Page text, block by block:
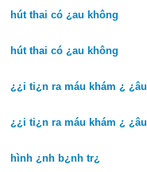
hút thai có ¿au không
hút thai có ¿au không
¿¿i ti¿n ra máu khám ¿ ¿âu
¿¿i ti¿n ra máu khám ¿ ¿âu
hình ¿nh b¿nh tr¿